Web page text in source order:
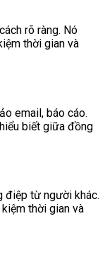
rõ ràng. Nó
thời gian và
email, báo cáo.
biết giữa đồng
điệp từ người khác.
thời gian và